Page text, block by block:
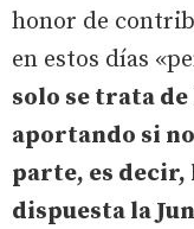
honor de
en estos días
solo se trata
aportando si
parte, es decir,
dispuesta la